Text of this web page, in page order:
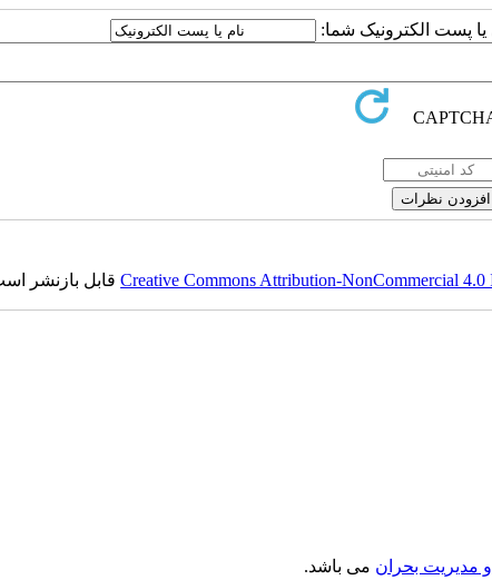
یا پست الکترونیک شما:
Creative Commons Attribution-NonCommercial 4.0قابل بازنشر
مدیریت بحران می باشد.